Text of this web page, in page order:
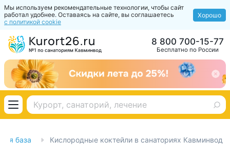
Мы используем рекомендательные технологии, чтобы сайт
работал удобнее. Оставаясь на сайте, вы соглашаетесь
с политикой cookie
Хорошо
Бесплатно по России
8 800 700-15-77
база Кислородные коктейли в санаториях Кавминвод